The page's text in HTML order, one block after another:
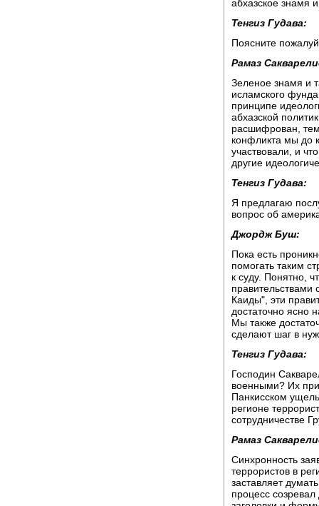
абхазское знамя
Тенгиз Гудава:
Поясните
Рамаз
Зеленое знамя и
исламского
принципе
абхазской
расшифрован, тем
конфликта мы до
участвовали, и
другие
Тенгиз Гудава:
Я предлагаю
вопрос об
Джордж Буш:
Пока есть
помогать таким
к суду. Понятно,
правительствами
Каиды", эти
достаточно ясно
Мы также
сделают шаг в
Тенгиз Гудава:
Господин
военными? Их
Панкисском
регионе
сотрудничестве
Рамаз
Синхронность
террористов в
заставляет
процесс